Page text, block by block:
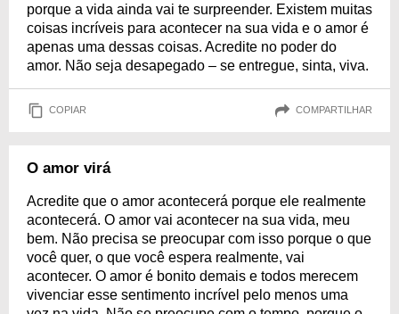
porque a vida ainda vai te surpreender. Existem muitas
coisas incríveis para acontecer na sua vida e o amor é
apenas uma dessas coisas. Acredite no poder do
amor. Não seja desapegado – se entregue, sinta, viva.
COPIAR COMPARTILHAR
O amor virá
Acredite que o amor acontecerá porque ele realmente
acontecerá. O amor vai acontecer na sua vida, meu
bem. Não precisa se preocupar com isso porque o que
você quer, o que você espera realmente, vai
acontecer. O amor é bonito demais e todos merecem
vivenciar esse sentimento incrível pelo menos uma